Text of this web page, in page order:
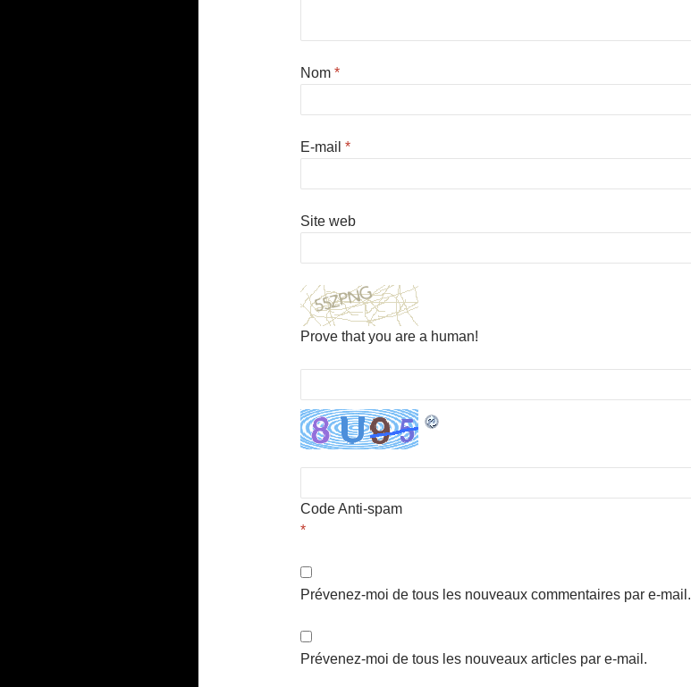
Nom *
E-mail *
Site web
Prove that you are a human!
Code Anti-spam
*
Prévenez-moi de tous les nouveaux commentaires par e-mail.
Prévenez-moi de tous les nouveaux articles par e-mail.